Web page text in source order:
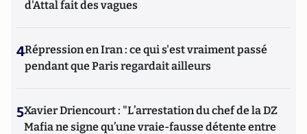
d'Attal fait des vagues
4Répression en Iran : ce qui s'est vraiment passé
pendant que Paris regardait ailleurs
5Xavier Driencourt : "L’arrestation du chef de la DZ
Mafia ne signe qu’une vraie-fausse détente entre